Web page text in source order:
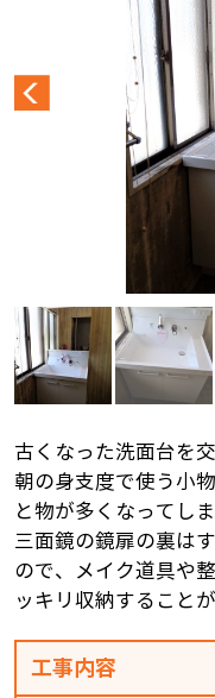
古くなった洗面台を
朝の身支度で使う小
と物が多くなってし
三面鏡の鏡扉の裏は
ので、メイク道具や
ッキリ収納することが
工事内容